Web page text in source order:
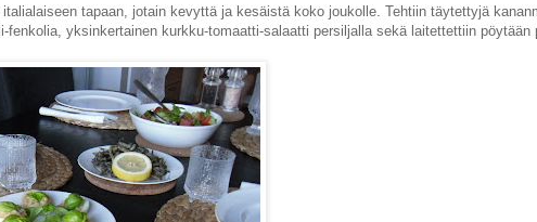
tapaan, jotain kevyttä ja kesäistä koko joukolle. Tehtiin täytettyjä
fenkolia, yksinkertainen kurkku-tomaatti-salaatti persiljalla sekä laitettettiin pöytään